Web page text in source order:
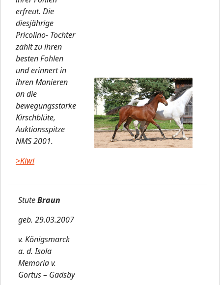
erfreut. Die
diesjährige
Pricolino- Tochter
zählt zu ihren
besten Fohlen
und erinnert in
ihren Manieren
an die
bewegungsstarke
Kirschblüte,
Auktionsspitze
NMS 2001.
>Kiwi
StuteBraun
geb. 29.03.2007
v. Königsmarck
a. d. Isola
Memoria v.
Gortus – Gadsby